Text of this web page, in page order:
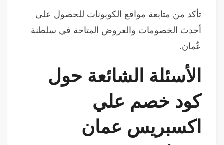
تأكد من متابعة مواقع الكوبونات للحصول على
أحدث الخصومات والعروض المتاحة في سلطنة
عُمان.
الأسئلة الشائعة حول
كود خصم علي
اكسبريس عمان